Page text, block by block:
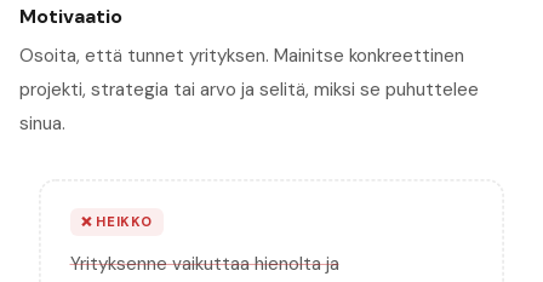
Motivaatio
Osoita, että tunnet yrityksen. Mainitse konkreettinen
projekti, strategia tai arvo ja selitä, miksi se puhuttelee
sinua.
❌HEIKKO
Yrityksenne vaikuttaa hienolta ja